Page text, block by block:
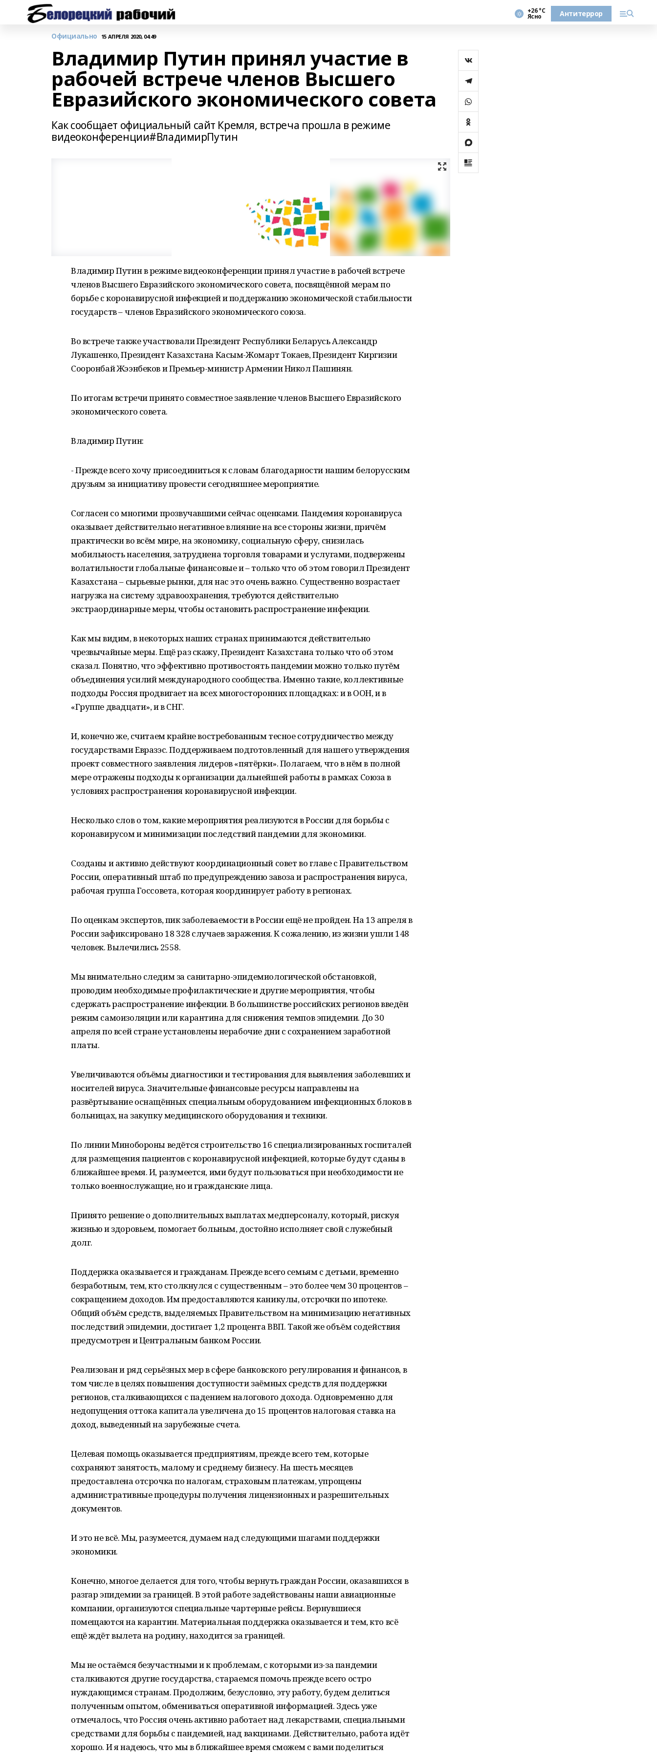
+26 °С
Ясно Антитеррор
Официально 15 АПРЕЛЯ 2020, 04:49
Владимир Путин принял участие в
рабочей встрече членов Высшего
Евразийского экономического совета
Как сообщает официальный сайт Кремля, встреча прошла в режиме
видеоконференции#ВладимирПутин
Владимир Путин в режиме видеоконференции принял участие в рабочей встрече
членов Высшего Евразийского экономического совета, посвящённой мерам по
борьбе с коронавирусной инфекцией и поддержанию экономической стабильности
государств – членов Евразийского экономического союза.
Во встрече также участвовали Президент Республики Беларусь Александр
Лукашенко, Президент Казахстана Касым-Жомарт Токаев, Президент Киргизии
Сооронбай Жээнбеков и Премьер-министр Армении Никол Пашинян.
По итогам встречи принято совместное заявление членов Высшего Евразийского
экономического совета.
Владимир Путин:
- Прежде всего хочу присоединиться к словам благодарности нашим белорусским
друзьям за инициативу провести сегодняшнее мероприятие.
Согласен со многими прозвучавшими сейчас оценками. Пандемия коронавируса
оказывает действительно негативное влияние на все стороны жизни, причём
практически во всём мире, на экономику, социальную сферу, снизилась
мобильность населения, затруднена торговля товарами и услугами, подвержены
волатильности глобальные финансовые и – только что об этом говорил Президент
Казахстана – сырьевые рынки, для нас это очень важно. Существенно возрастает
нагрузка на систему здравоохранения, требуются действительно
экстраординарные меры, чтобы остановить распространение инфекции.
Как мы видим, в некоторых наших странах принимаются действительно
чрезвычайные меры. Ещё раз скажу, Президент Казахстана только что об этом
сказал. Понятно, что эффективно противостоять пандемии можно только путём
объединения усилий международного сообщества. Именно такие, коллективные
подходы Россия продвигает на всех многосторонних площадках: и в ООН, и в
«Группе двадцати», и в СНГ.
И, конечно же, считаем крайне востребованным тесное сотрудничество между
государствами Евразэс. Поддерживаем подготовленный для нашего утверждения
проект совместного заявления лидеров «пятёрки». Полагаем, что в нём в полной
мере отражены подходы к организации дальнейшей работы в рамках Союза в
условиях распространения коронавирусной инфекции.
Несколько слов о том, какие мероприятия реализуются в России для борьбы с
коронавирусом и минимизации последствий пандемии для экономики.
Созданы и активно действуют координационный совет во главе с Правительством
России, оперативный штаб по предупреждению завоза и распространения вируса,
рабочая группа Госсовета, которая координирует работу в регионах.
По оценкам экспертов, пик заболеваемости в России ещё не пройден. На 13 апреля в
России зафиксировано 18 328 случаев заражения. К сожалению, из жизни ушли 148
человек. Вылечились 2558.
Мы внимательно следим за санитарно-эпидемиологической обстановкой,
проводим необходимые профилактические и другие мероприятия, чтобы
сдержать распространение инфекции. В большинстве российских регионов введён
режим самоизоляции или карантина для снижения темпов эпидемии. До 30
апреля по всей стране установлены нерабочие дни с сохранением заработной
платы.
Увеличиваются объёмы диагностики и тестирования для выявления заболевших и
носителей вируса. Значительные финансовые ресурсы направлены на
развёртывание оснащённых специальным оборудованием инфекционных блоков в
больницах, на закупку медицинского оборудования и техники.
По линии Минобороны ведётся строительство 16 специализированных госпиталей
для размещения пациентов с коронавирусной инфекцией, которые будут сданы в
ближайшее время. И, разумеется, ими будут пользоваться при необходимости не
только военнослужащие, но и гражданские лица.
Принято решение о дополнительных выплатах медперсоналу, который, рискуя
жизнью и здоровьем, помогает больным, достойно исполняет свой служебный
долг.
Поддержка оказывается и гражданам. Прежде всего семьям с детьми, временно
безработным, тем, кто столкнулся с существенным – это более чем 30 процентов –
сокращением доходов. Им предоставляются каникулы, отсрочки по ипотеке.
Общий объём средств, выделяемых Правительством на минимизацию негативных
последствий эпидемии, достигает 1,2 процента ВВП. Такой же объём содействия
предусмотрен и Центральным банком России.
Реализован и ряд серьёзных мер в сфере банковского регулирования и финансов, в
том числе в целях повышения доступности заёмных средств для поддержки
регионов, сталкивающихся с падением налогового дохода. Одновременно для
недопущения оттока капитала увеличена до 15 процентов налоговая ставка на
доход, выведенный на зарубежные счета.
Целевая помощь оказывается предприятиям, прежде всего тем, которые
сохраняют занятость, малому и среднему бизнесу. На шесть месяцев
предоставлена отсрочка по налогам, страховым платежам, упрощены
административные процедуры получения лицензионных и разрешительных
документов.
И это не всё. Мы, разумеется, думаем над следующими шагами поддержки
экономики.
Конечно, многое делается для того, чтобы вернуть граждан России, оказавшихся в
разгар эпидемии за границей. В этой работе задействованы наши авиационные
компании, организуются специальные чартерные рейсы. Вернувшиеся
помещаются на карантин. Материальная поддержка оказывается и тем, кто всё
ещё ждёт вылета на родину, находится за границей.
Мы не остаёмся безучастными и к проблемам, с которыми из-за пандемии
сталкиваются другие государства, стараемся помочь прежде всего остро
нуждающимся странам. Продолжим, безусловно, эту работу, будем делиться
полученным опытом, обмениваться оперативной информацией. Здесь уже
отмечалось, что Россия очень активно работает над лекарствами, специальными
средствами для борьбы с пандемией, над вакцинами. Действительно, работа идёт
хорошо. И я надеюсь, что мы в ближайшее время сможем с вами поделиться